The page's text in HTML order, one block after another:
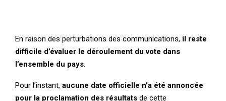
En raison des perturbations des communications, il reste
difficile d’évaluer le déroulement du vote dans
l’ensemble du pays
Pour l’instant, aucune date officielle n’a été annoncée
pour la proclamation des résultats de cette